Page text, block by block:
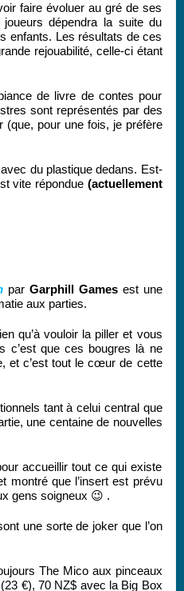
faire évoluer au gré de ses
dépendra la suite du
enfants. Les résultats de ces
rejouabilité, celle-ci étant
de livre de contes pour
sont représentés par des
pour une fois, je préfère
du plastique dedans. Est-
vite répondue (actuellement
par Garphill Gamesest une
aux parties.
qu’à vouloir la piller et vous
c’est que ces bougres là ne
et c’est tout le cœur de cette
tant à celui central que
une centaine de nouvelles
accueillir tout ce qui existe
montré que l’insert est prévu
gens soigneux 😉 .
une sorte de joker que l’on
The Mico aux pinceaux
€), 70 NZ$ avec la Big Box